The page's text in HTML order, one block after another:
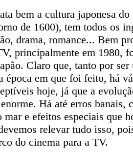
bem a cultura japonesa
de 1600), tem todos os
drama, romance... Bem
principalmente em 1980,
Claro que, tanto por
época em que foi feito, há
hoje, já que a
Há até erros banais,
mar e efeitos especiais que
relevar tudo isso,
do cinema para a TV.